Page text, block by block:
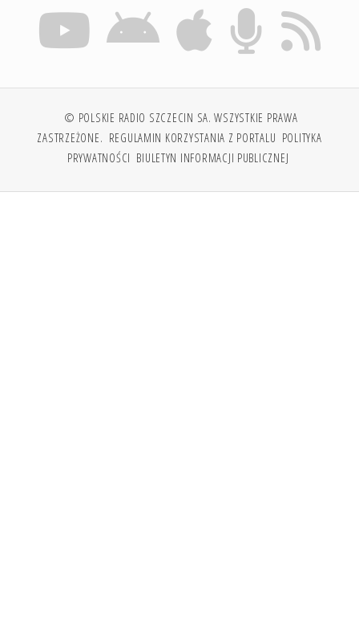
© POLSKIE RADIO SZCZECIN SA. WSZYSTKIE PRAWA
ZASTRZEŻONE. REGULAMIN KORZYSTANIA Z PORTALU POLITYKA
PRYWATNOŚCI BIULETYN INFORMACJI PUBLICZNEJ